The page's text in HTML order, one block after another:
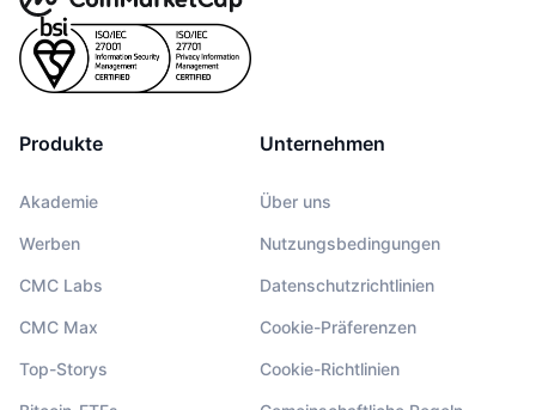
Produkte
Akademie
Werben
CMC Labs
CMC Max
Top-Storys
Unternehmen
Über uns
Nutzungsbedingungen
Datenschutzrichtlinien
Cookie-Präferenzen
Cookie-Richtlinien